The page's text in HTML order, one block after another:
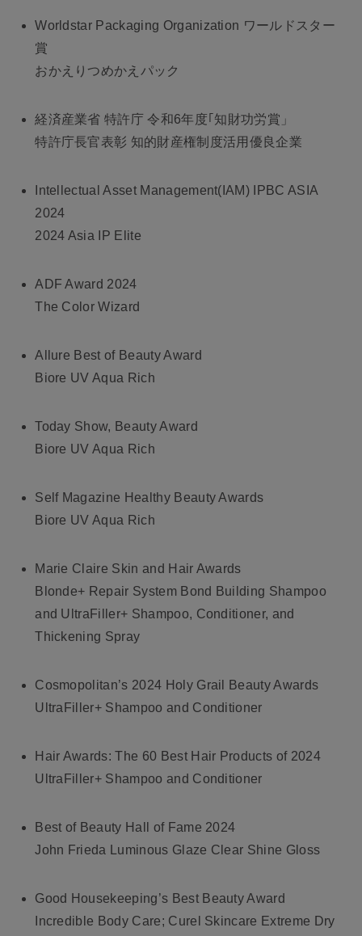
Worldstar Packaging Organization ワールドスター
賞
おかえりつめかえパック
経済産業省 特許庁 令和6年度｢知財功労賞」
特許庁長官表彰 知的財産権制度活用優良企業
Intellectual Asset Management(IAM) IPBC ASIA
2024
2024 Asia IP Elite
ADF Award 2024
The Color Wizard
Allure Best of Beauty Award
Biore UV Aqua Rich
Today Show, Beauty Award
Biore UV Aqua Rich
Self Magazine Healthy Beauty Awards
Biore UV Aqua Rich
Marie Claire Skin and Hair Awards
Blonde+ Repair System Bond Building Shampoo
and UltraFiller+ Shampoo, Conditioner, and
Thickening Spray
Cosmopolitan’s 2024 Holy Grail Beauty Awards
UltraFiller+ Shampoo and Conditioner
Hair Awards: The 60 Best Hair Products of 2024
UltraFiller+ Shampoo and Conditioner
Best of Beauty Hall of Fame 2024
John Frieda Luminous Glaze Clear Shine Gloss
Good Housekeeping’s Best Beauty Award
Incredible Body Care; Curel Skincare Extreme Dry